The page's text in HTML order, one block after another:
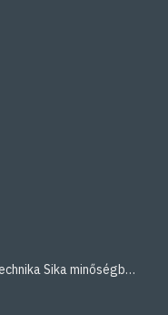
Vízszigetelés és ragasztástechnika Sika minőségben